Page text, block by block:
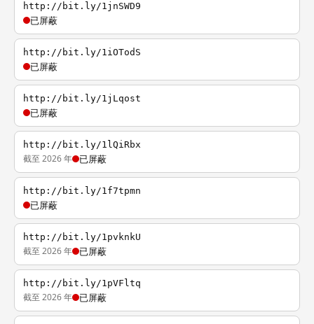
http://bit.ly/1jnSWD9
已屏蔽
http://bit.ly/1iOTodS
已屏蔽
http://bit.ly/1jLqost
已屏蔽
http://bit.ly/1lQiRbx
截至 2026 年 已屏蔽
http://bit.ly/1f7tpmn
已屏蔽
http://bit.ly/1pvknkU
截至 2026 年 已屏蔽
http://bit.ly/1pVFltq
截至 2026 年 已屏蔽